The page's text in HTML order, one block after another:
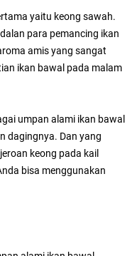
yaitu keong sawah.
para pemancing ikan
amis yang sangat
ikan bawal pada malam
umpan alami ikan bawal
dagingnya. Dan yang
keong pada kail
bisa menggunakan